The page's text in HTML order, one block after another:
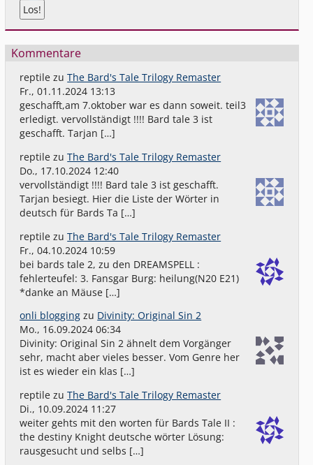
Kommentare
reptile zuThe Bard's Tale Trilogy Remaster
Fr., 01.11.2024 13:13
geschafft,am 7.oktober war es dann soweit. teil3
erledigt. vervollständigt !!!! Bard tale 3 ist
geschafft. Tarjan […]
reptile zuThe Bard's Tale Trilogy Remaster
Do., 17.10.2024 12:40
vervollständigt !!!! Bard tale 3 ist geschafft.
Tarjan besiegt. Hier die Liste der Wörter in
deutsch für Bards Ta […]
reptile zuThe Bard's Tale Trilogy Remaster
Fr., 04.10.2024 10:59
bei bards tale 2, zu den DREAMSPELL :
fehlerteufel: 3. Fansgar Burg: heilung(N20 E21)
*danke an Mäuse […]
onli blogging zu Divinity: Original Sin 2
Mo., 16.09.2024 06:34
Divinity: Original Sin 2 ähnelt dem Vorgänger
sehr, macht aber vieles besser. Vom Genre her
ist es wieder ein klas […]
reptile zuThe Bard's Tale Trilogy Remaster
Di., 10.09.2024 11:27
weiter gehts mit den worten für Bards Tale II :
the destiny Knight deutsche wörter Lösung:
rausgesucht und selbs […]